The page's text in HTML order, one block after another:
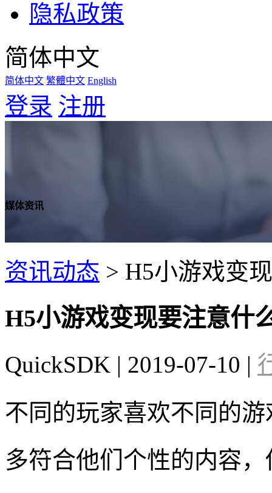
隐私政策
简体中文
简体中文 繁體中文 English
登录 注册
媒体资讯
资讯动态 > H5小游戏变
H5小游戏变现要注意什
QuickSDK | 2019-07-10 |
不同的玩家喜欢不同的
多符合他们个性的内容